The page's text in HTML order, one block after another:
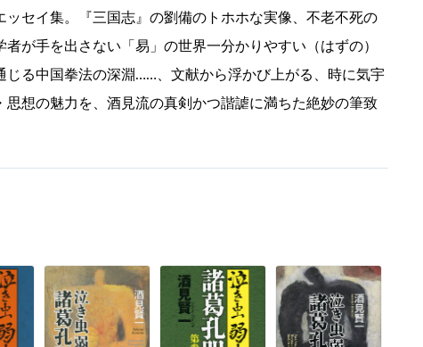
ッセイ集。『三国志』の劉備のトホホな実像、不老不死の
が手を出さない「易」の世界一分かりやすい（はずの）
じる中国拳法の深淵……、文献から浮かび上がる、時に気宇
思想の魅力を、酒見流の真剣かつ諧謔に満ちた絶妙の筆致